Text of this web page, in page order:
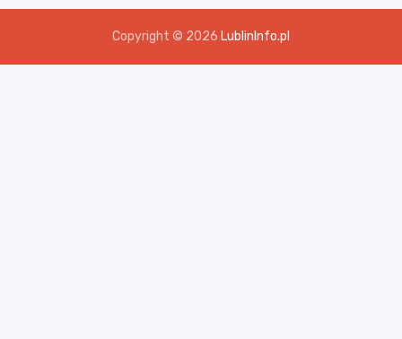
Copyright © 2026 LublinInfo.pl